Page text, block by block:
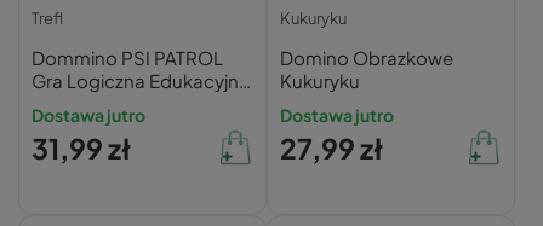
Trefl
Dommino PSI PATROL
Gra Logiczna Edukacyjna
3+ Trefl 01895
Dostawa jutro
31,99 zł
Kukuryku
Domino Obrazkowe
Kukuryku
Dostawa jutro
27,99 zł